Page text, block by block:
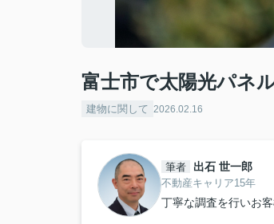
富士市で太陽光パネ
建物に関して 2026.02.16
筆者 出石 世一郎
不動産キャリア15年
丁寧な調査を行いお